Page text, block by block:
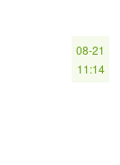
08-21
11:14